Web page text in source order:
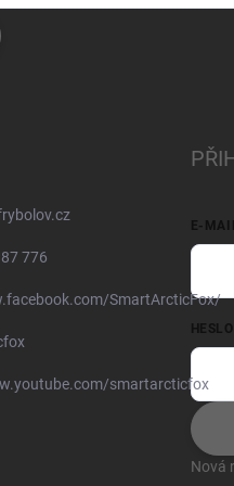
776
SmartArcticFox/
smartarcticfox
E-
HESLO
Nová